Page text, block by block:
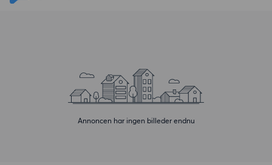
Annoncen har ingen billeder endnu